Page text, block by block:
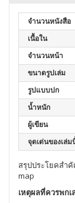
จำนวนหนังสือ
เนื้อใน
จำนวนหน้า
ขนาดรูปเล่ม
รูปแบบปก
น้ำหนัก
ผู้เขียน
จุดเด่นของเล่ม
สรุปประโยคสำ
map
เหตุผลที่ควรพกเ